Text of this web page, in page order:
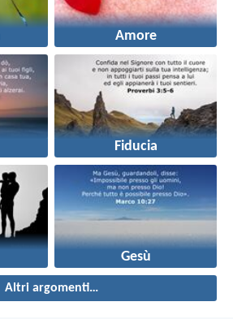
Amore
Fiducia
Gesù
Altri argomenti…